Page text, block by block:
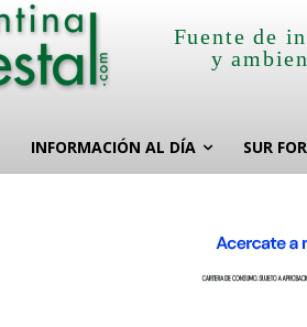
Fuente de
y
INFORMACIÓN AL DÍA SUR